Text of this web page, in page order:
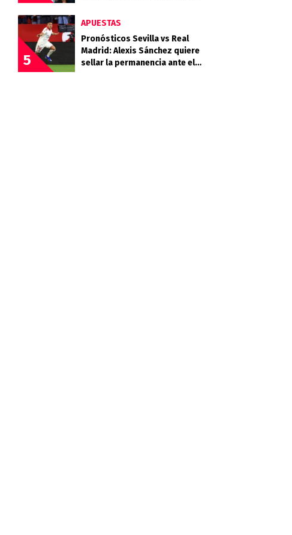
5
APUESTAS
Pronósticos Sevilla vs Real
Madrid: Alexis Sánchez quiere
sellar la permanencia ante el